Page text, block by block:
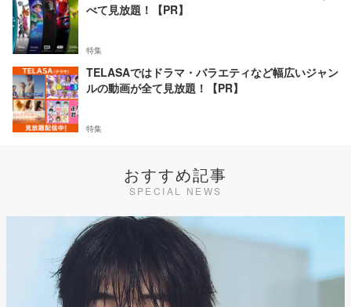
べて見放題！【PR】
特集
TELASAではドラマ・バラエティなど幅広いジャン
ルの動画が全て見放題！【PR】
特集
おすすめ記事
SPECIAL NEWS